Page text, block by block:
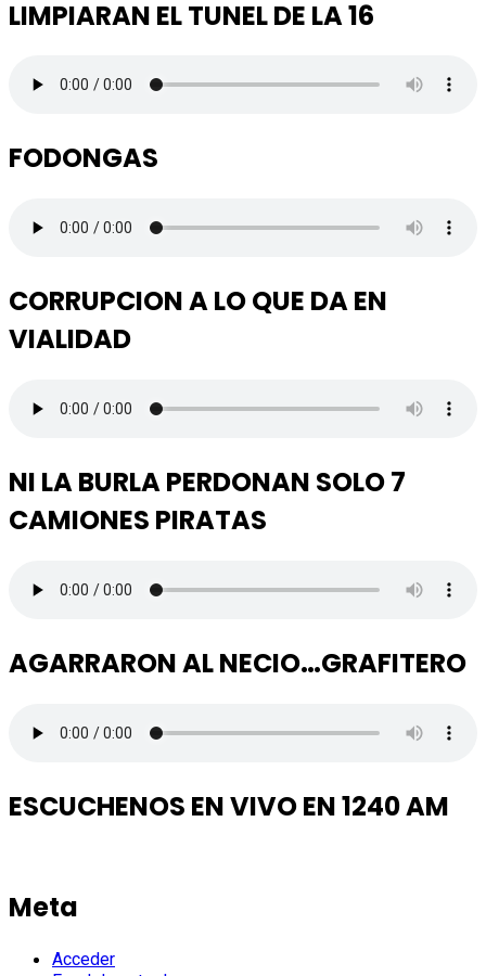
LIMPIARAN EL TUNEL DE LA 16
FODONGAS
CORRUPCION A LO QUE DA EN
VIALIDAD
NI LA BURLA PERDONAN SOLO 7
CAMIONES PIRATAS
AGARRARON AL NECIO…GRAFITERO
ESCUCHENOS EN VIVO EN 1240 AM
Meta
Acceder